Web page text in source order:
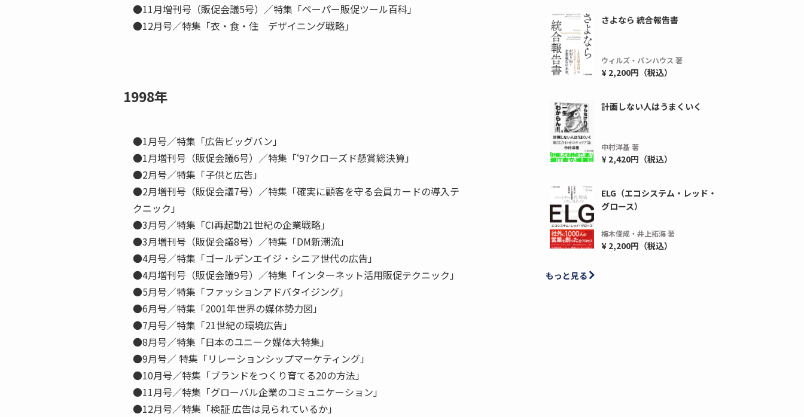
●11月増刊号（販促会議5号）／特集「ペーパー販促ツール百科」
●12月号／特集「衣・食・住 デザイニング戦略」
1998年
●1月号／特集「広告ビッグバン」
●1月増刊号（販促会議6号）／特集「‘97クローズド懸賞総決算」
●2月号／特集「子供と広告」
●2月増刊号（販促会議7号）／特集「確実に顧客を守る会員カードの導入テ
クニック」
●3月号／特集「CI再起動21世紀の企業戦略」
●3月増刊号（販促会議8号）／特集「DM新潮流」
●4月号／特集「ゴールデンエイジ・シニア世代の広告」
●4月増刊号（販促会議9号）／特集「インターネット活用販促テクニック」
●5月号／特集「ファッションアドバタイジング」
●6月号／特集「2001年世界の媒体勢力図」
●7月号／特集「21世紀の環境広告」
●8月号／特集「日本のユニーク媒体大特集」
●9月号／ 特集「リレーションシップマーケティング」
●10月号／特集「ブランドをつくり育てる20の方法」
●11月号／特集「グローバル企業のコミュニケーション」
●12月号／特集「検証 広告は見られているか」
さよなら 統合報告書
ウィルズ・パンハウス 著
¥ 2,200円（税込）
計画しない人はうまくいく
中村洋基 著
¥ 2,420円（税込）
ELG（エコシステム・レッド・
グロース）
梅木俊成・井上拓海 著
¥ 2,200円（税込）
もっと見る